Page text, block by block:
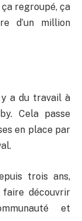
regroupé, ça
d’un million
a du travail à
Cela passe
en place par
trois ans,
découvrir
et